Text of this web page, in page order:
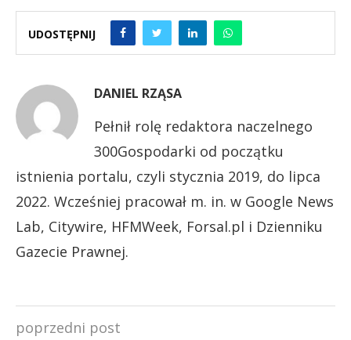
UDOSTĘPNIJ
DANIEL RZĄSA
Pełnił rolę redaktora naczelnego
300Gospodarki od początku
istnienia portalu, czyli stycznia 2019, do lipca
2022. Wcześniej pracował m. in. w Google News
Lab, Citywire, HFMWeek, Forsal.pl i Dzienniku
Gazecie Prawnej.
poprzedni post